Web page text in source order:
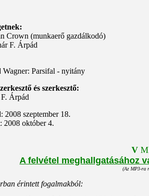
Crown (munkaerő gazdálkodó)
F. Árpád
Wagner: Parsifal - nyitány
és szerkesztő:
Árpád
2008 szeptember 18.
2008 október 4.
V
A felvétel meghallgatásához
(Az MP3-ra
érintett fogalmakból: